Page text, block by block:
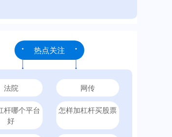
热点关注
法院 网传
杆哪个平台
好
怎样加杠杆买股票